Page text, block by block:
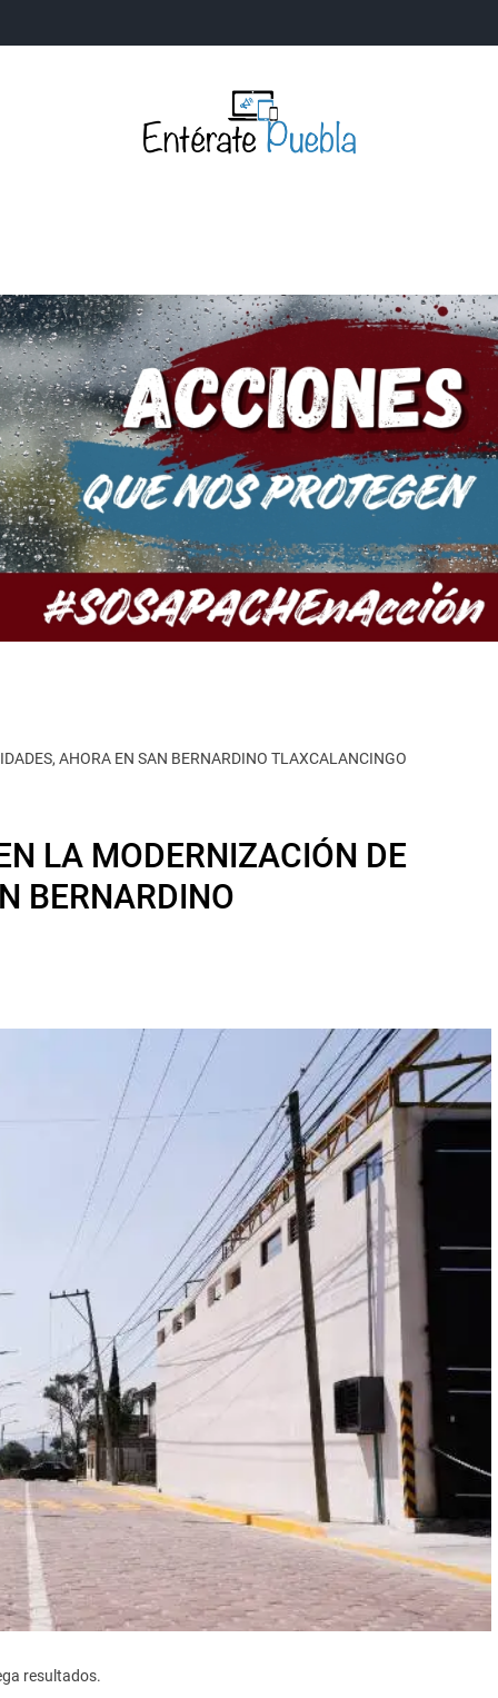
Y TECNOLOGÍA OPINIÓN SOCIEDAD ANUNCIOS
AHORA EN SAN BERNARDINO TLAXCALANCINGO
LA MODERNIZACIÓN DE
BERNARDINO
resultados.